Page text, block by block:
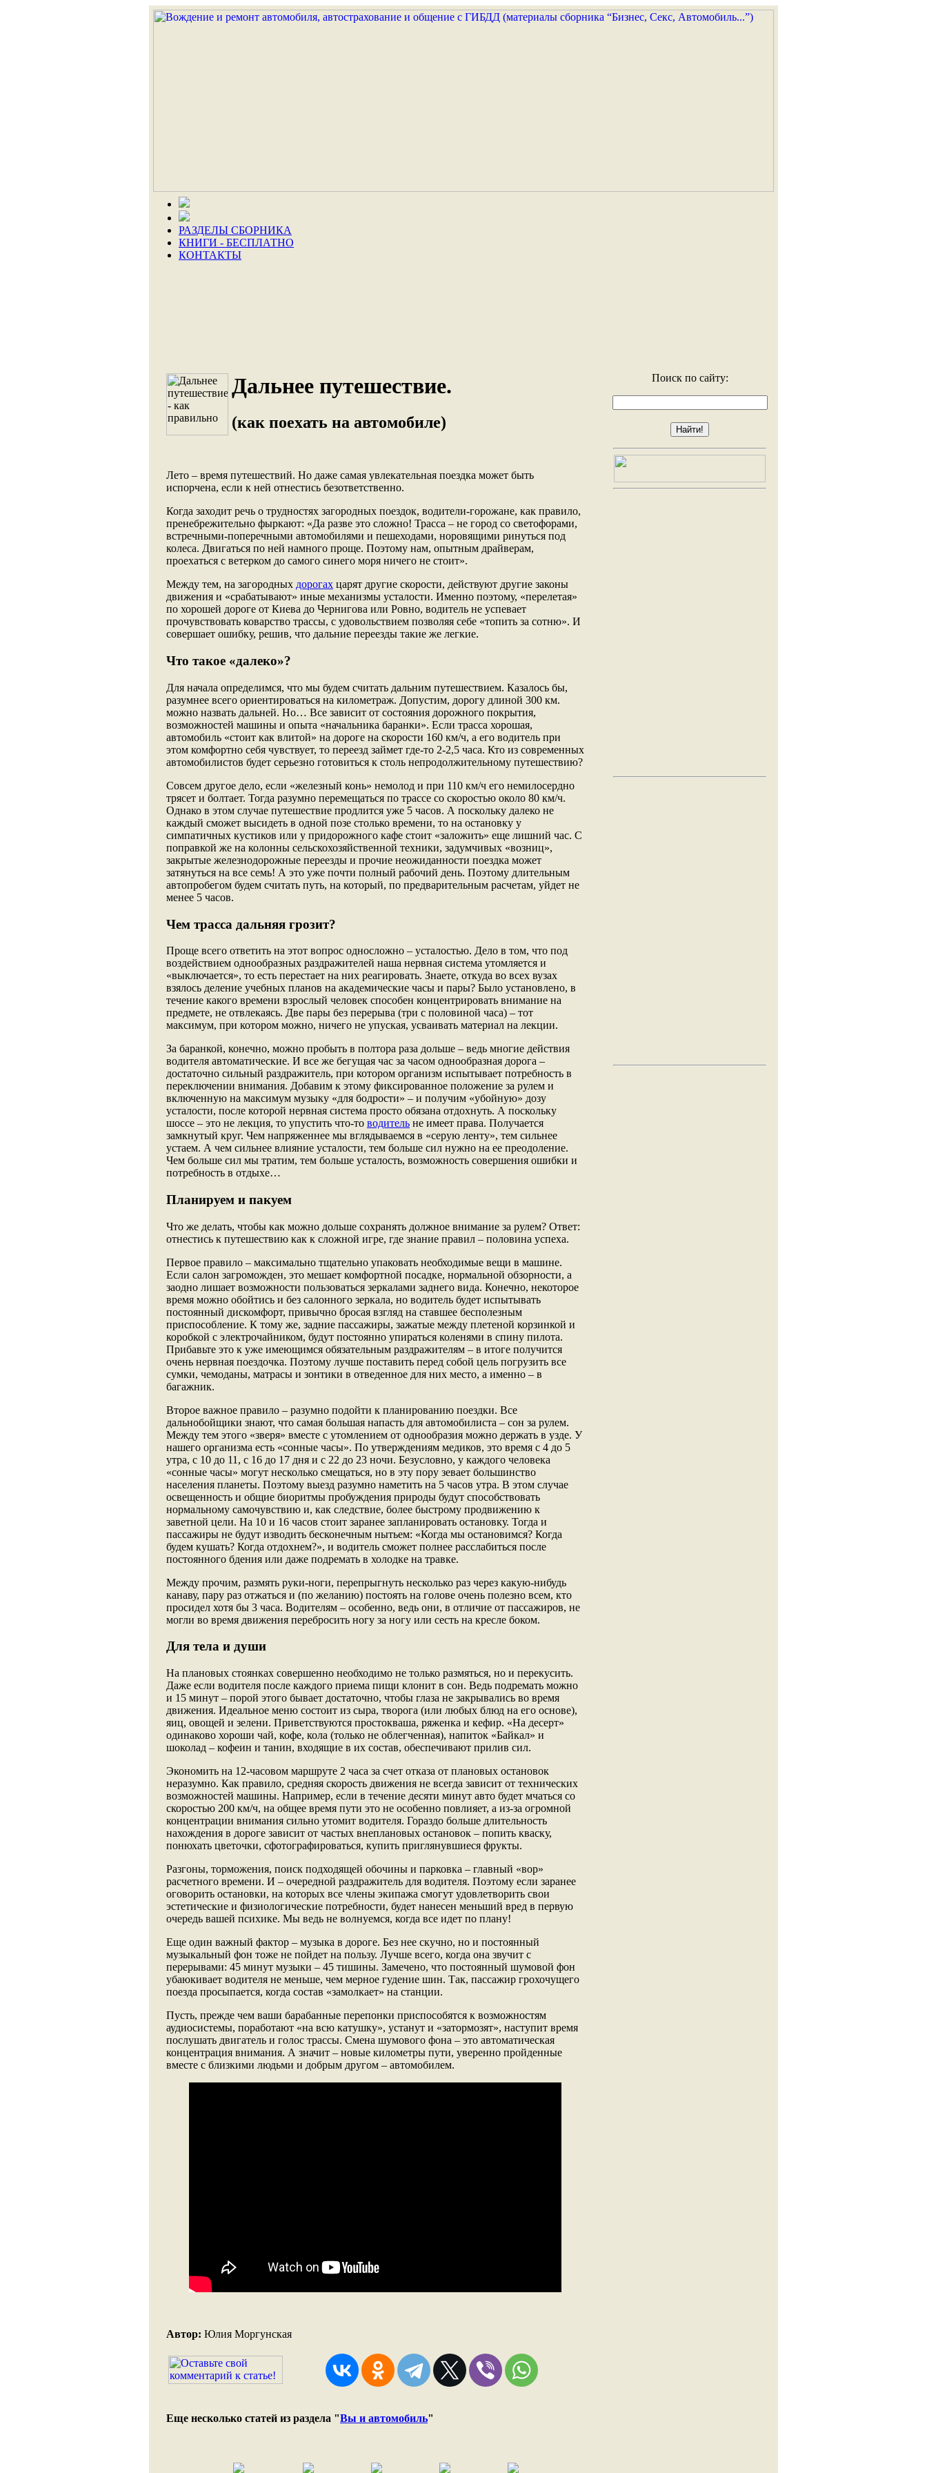
РАЗДЕЛЫ СБОРНИКА
КНИГИ - БЕСПЛАТНО
КОНТАКТЫ
Дальнее путешествие.
(как поехать на автомобиле)
Лето – время путешествий. Но даже самая увлекательная поездка может быть
испорчена, если к ней отнестись безответственно.
Когда заходит речь о трудностях загородных поездок, водители-горожане, как правило,
пренебрежительно фыркают: «Да разве это сложно! Трасса – не город со светофорами,
встречными-поперечными автомобилями и пешеходами, норовящими ринуться под
колеса. Двигаться по ней намного проще. Поэтому нам, опытным драйверам,
проехаться с ветерком до самого синего моря ничего не стоит».
Между тем, на загородных дорогах царят другие скорости, действуют другие законы
движения и «срабатывают» иные механизмы усталости. Именно поэтому, «перелетая»
по хорошей дороге от Киева до Чернигова или Ровно, водитель не успевает
прочувствовать коварство трассы, с удовольствием позволяя себе «топить за сотню». И
совершает ошибку, решив, что дальние переезды такие же легкие.
Что такое «далеко»?
Для начала определимся, что мы будем считать дальним путешествием. Казалось бы,
разумнее всего ориентироваться на километраж. Допустим, дорогу длиной 300 км.
можно назвать дальней. Но… Все зависит от состояния дорожного покрытия,
возможностей машины и опыта «начальника баранки». Если трасса хорошая,
автомобиль «стоит как влитой» на дороге на скорости 160 км/ч, а его водитель при
этом комфортно себя чувствует, то переезд займет где-то 2-2,5 часа. Кто из современных
автомобилистов будет серьезно готовиться к столь непродолжительному путешествию?
Совсем другое дело, если «железный конь» немолод и при 110 км/ч его немилосердно
трясет и болтает. Тогда разумно перемещаться по трассе со скоростью около 80 км/ч.
Однако в этом случае путешествие продлится уже 5 часов. А поскольку далеко не
каждый сможет высидеть в одной позе столько времени, то на остановку у
симпатичных кустиков или у придорожного кафе стоит «заложить» еще лишний час. С
поправкой же на колонны сельскохозяйственной техники, задумчивых «возниц»,
закрытые железнодорожные переезды и прочие неожиданности поездка может
затянуться на все семь! А это уже почти полный рабочий день. Поэтому длительным
автопробегом будем считать путь, на который, по предварительным расчетам, уйдет не
менее 5 часов.
Чем трасса дальняя грозит?
Проще всего ответить на этот вопрос односложно – усталостью. Дело в том, что под
воздействием однообразных раздражителей наша нервная система утомляется и
«выключается», то есть перестает на них реагировать. Знаете, откуда во всех вузах
взялось деление учебных планов на академические часы и пары? Было установлено, в
течение какого времени взрослый человек способен концентрировать внимание на
предмете, не отвлекаясь. Две пары без перерыва (три с половиной часа) – тот
максимум, при котором можно, ничего не упуская, усваивать материал на лекции.
За баранкой, конечно, можно пробыть в полтора раза дольше – ведь многие действия
водителя автоматические. И все же бегущая час за часом однообразная дорога –
достаточно сильный раздражитель, при котором организм испытывает потребность в
переключении внимания. Добавим к этому фиксированное положение за рулем и
включенную на максимум музыку «для бодрости» – и получим «убойную» дозу
усталости, после которой нервная система просто обязана отдохнуть. А поскольку
шоссе – это не лекция, то упустить что-то водитель не имеет права. Получается
замкнутый круг. Чем напряженнее мы вглядываемся в «серую ленту», тем сильнее
устаем. А чем сильнее влияние усталости, тем больше сил нужно на ее преодоление.
Чем больше сил мы тратим, тем больше усталость, возможность совершения ошибки и
потребность в отдыхе…
Планируем и пакуем
Что же делать, чтобы как можно дольше сохранять должное внимание за рулем? Ответ:
отнестись к путешествию как к сложной игре, где знание правил – половина успеха.
Первое правило – максимально тщательно упаковать необходимые вещи в машине.
Если салон загроможден, это мешает комфортной посадке, нормальной обзорности, а
заодно лишает возможности пользоваться зеркалами заднего вида. Конечно, некоторое
время можно обойтись и без салонного зеркала, но водитель будет испытывать
постоянный дискомфорт, привычно бросая взгляд на ставшее бесполезным
приспособление. К тому же, задние пассажиры, зажатые между плетеной корзинкой и
коробкой с электрочайником, будут постоянно упираться коленями в спину пилота.
Прибавьте это к уже имеющимся обязательным раздражителям – в итоге получится
очень нервная поездочка. Поэтому лучше поставить перед собой цель погрузить все
сумки, чемоданы, матрасы и зонтики в отведенное для них место, а именно – в
багажник.
Второе важное правило – разумно подойти к планированию поездки. Все
дальнобойщики знают, что самая большая напасть для автомобилиста – сон за рулем.
Между тем этого «зверя» вместе с утомлением от однообразия можно держать в узде. У
нашего организма есть «сонные часы». По утверждениям медиков, это время с 4 до 5
утра, с 10 до 11, с 16 до 17 дня и с 22 до 23 ночи. Безусловно, у каждого человека
«сонные часы» могут несколько смещаться, но в эту пору зевает большинство
населения планеты. Поэтому выезд разумно наметить на 5 часов утра. В этом случае
освещенность и общие биоритмы пробуждения природы будут способствовать
нормальному самочувствию и, как следствие, более быстрому продвижению к
заветной цели. На 10 и 16 часов стоит заранее запланировать остановку. Тогда и
пассажиры не будут изводить бесконечным нытьем: «Когда мы остановимся? Когда
будем кушать? Когда отдохнем?», и водитель сможет полнее расслабиться после
постоянного бдения или даже подремать в холодке на травке.
Между прочим, размять руки-ноги, перепрыгнуть несколько раз через какую-нибудь
канаву, пару раз отжаться и (по желанию) постоять на голове очень полезно всем, кто
просидел хотя бы 3 часа. Водителям – особенно, ведь они, в отличие от пассажиров, не
могли во время движения перебросить ногу за ногу или сесть на кресле боком.
Для тела и души
На плановых стоянках совершенно необходимо не только размяться, но и перекусить.
Даже если водителя после каждого приема пищи клонит в сон. Ведь подремать можно
и 15 минут – порой этого бывает достаточно, чтобы глаза не закрывались во время
движения. Идеальное меню состоит из сыра, творога (или любых блюд на его основе),
яиц, овощей и зелени. Приветствуются простокваша, ряженка и кефир. «На десерт»
одинаково хороши чай, кофе, кола (только не облегченная), напиток «Байкал» и
шоколад – кофеин и танин, входящие в их состав, обеспечивают прилив сил.
Экономить на 12-часовом маршруте 2 часа за счет отказа от плановых остановок
неразумно. Как правило, средняя скорость движения не всегда зависит от технических
возможностей машины. Например, если в течение десяти минут авто будет мчаться со
скоростью 200 км/ч, на общее время пути это не особенно повлияет, а из-за огромной
концентрации внимания сильно утомит водителя. Гораздо больше длительность
нахождения в дороге зависит от частых внеплановых остановок – попить кваску,
понюхать цветочки, сфотографироваться, купить приглянувшиеся фрукты.
Разгоны, торможения, поиск подходящей обочины и парковка – главный «вор»
расчетного времени. И – очередной раздражитель для водителя. Поэтому если заранее
оговорить остановки, на которых все члены экипажа смогут удовлетворить свои
эстетические и физиологические потребности, будет нанесен меньший вред в первую
очередь вашей психике. Мы ведь не волнуемся, когда все идет по плану!
Еще один важный фактор – музыка в дороге. Без нее скучно, но и постоянный
музыкальный фон тоже не пойдет на пользу. Лучше всего, когда она звучит с
перерывами: 45 минут музыки – 45 тишины. Замечено, что постоянный шумовой фон
убаюкивает водителя не меньше, чем мерное гудение шин. Так, пассажир грохочущего
поезда просыпается, когда состав «замолкает» на станции.
Пусть, прежде чем ваши барабанные перепонки приспособятся к возможностям
аудиосистемы, поработают «на всю катушку», устанут и «затормозят», наступит время
послушать двигатель и голос трассы. Смена шумового фона – это автоматическая
концентрация внимания. А значит – новые километры пути, уверенно пройденные
вместе с близкими людьми и добрым другом – автомобилем.
Автор: Юлия Моргунская
Еще несколько статей из раздела "Вы и автомобиль"
Поиск по сайту: